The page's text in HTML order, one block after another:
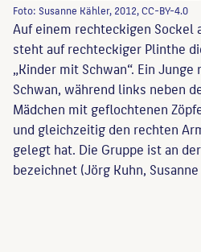
Foto: Susanne Kähler, 2012, CC-BY-4.0
Auf einem rechteckigen Sockel
steht auf rechteckiger Plinthe
„Kinder mit Schwan“. Ein
Schwan, während links neben
Mädchen mit geflochtenen
und gleichzeitig den rechten
gelegt hat. Die Gruppe ist an
bezeichnet (Jörg Kuhn,